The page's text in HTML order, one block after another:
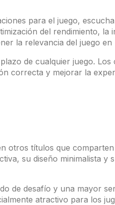
para el juego,
del rendimiento,
la relevancia del juego
de cualquier juego.
correcta y mejorar la
otros títulos que
su diseño minimalista
de desafío y una mayor
atractivo para los